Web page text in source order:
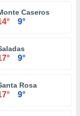
Caseros
9°
9°
Rosa
9°